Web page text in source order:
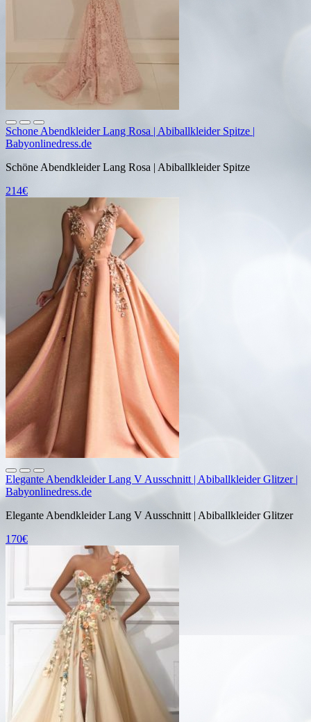
Schone Abendkleider Lang Rosa | Abiballkleider Spitze |
Babyonlinedress.de
Schöne Abendkleider Lang Rosa | Abiballkleider Spitze
214€
Elegante Abendkleider Lang V Ausschnitt | Abiballkleider Glitzer |
Babyonlinedress.de
Elegante Abendkleider Lang V Ausschnitt | Abiballkleider Glitzer
170€